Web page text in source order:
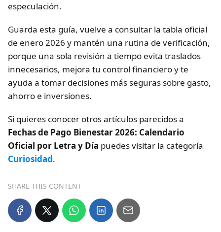
especulación.
Guarda esta guía, vuelve a consultar la tabla oficial
de enero 2026 y mantén una rutina de verificación,
porque una sola revisión a tiempo evita traslados
innecesarios, mejora tu control financiero y te
ayuda a tomar decisiones más seguras sobre gasto,
ahorro e inversiones.
Si quieres conocer otros artículos parecidos a
Fechas de Pago Bienestar 2026: Calendario
Oficial por Letra y Día puedes visitar la categoría
Curiosidad.
SHARE THIS CONTENT